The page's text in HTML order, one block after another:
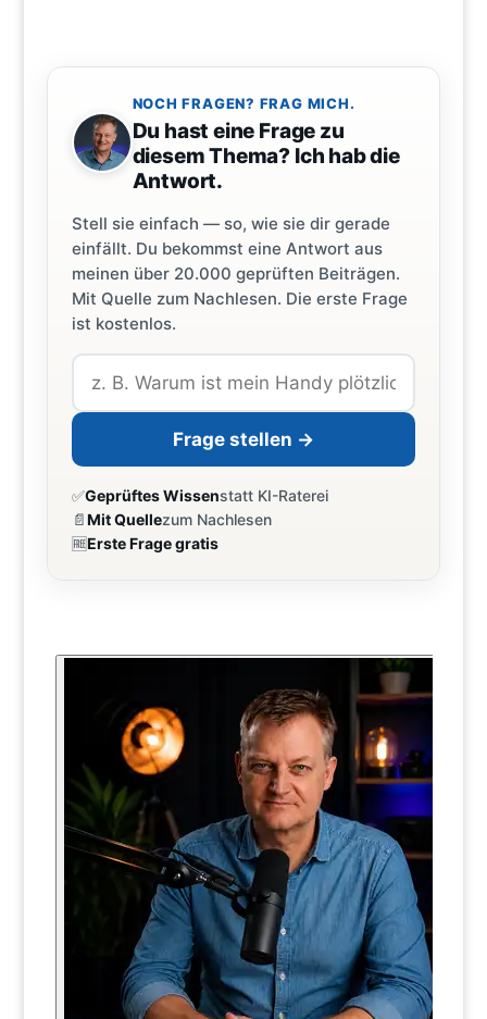
NOCH FRAGEN? FRAG MICH.
Du hast eine Frage zu
diesem Thema? Ich hab die
Antwort.
Stell sie einfach — so, wie sie dir gerade
einfällt. Du bekommst eine Antwort aus
meinen über 20.000 geprüften Beiträgen.
Mit Quelle zum Nachlesen. Die erste Frage
ist kostenlos.
Frage stellen →
✅Geprüftes Wissenstatt KI-Raterei
📄Mit Quellezum Nachlesen
🆓Erste Frage gratis